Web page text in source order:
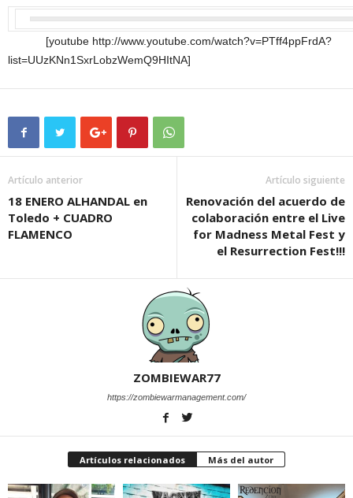
[youtube http://www.youtube.com/watch?v=PTff4ppFrdA?
list=UUzKNn1SxrLobzWemQ9HItNA]
Artículo anterior
18 ENERO ALHANDAL en
Toledo + CUADRO
FLAMENCO
Artículo siguiente
Renovación del acuerdo de
colaboración entre el Live
for Madness Metal Fest y
el Resurrection Fest!!!
ZOMBIEWAR77
https://zombiewarmanagement.com/
Artículos relacionados Más del autor